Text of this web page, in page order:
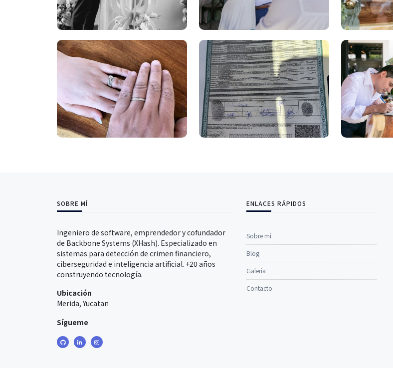
SOBRE MÍ
Ingeniero de software, emprendedor y cofundador
de Backbone Systems (XHash). Especializado en
sistemas para detección de crimen financiero,
ciberseguridad e inteligencia artificial. +20 años
construyendo tecnología.
Ubicación
Merida, Yucatan
Sígueme
ENLACES RÁPIDOS
Sobre mí
Blog
Galería
Contacto